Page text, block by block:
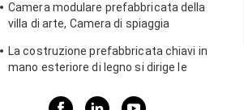
balcone
Camera modulare prefabbricata della
villa di arte, Camera di spiaggia
della Tailandia
La costruzione prefabbricata chiavi in
mano esteriore di legno si dirige le
cortile del giardino